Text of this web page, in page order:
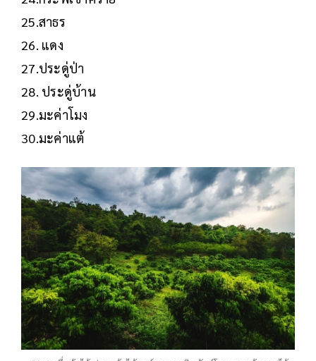
25.สาธร
26. แดง
27.ประดู่ป่า
28. ประดู่บ้าน
29.มะค่าโมง
30.มะค่าแต้